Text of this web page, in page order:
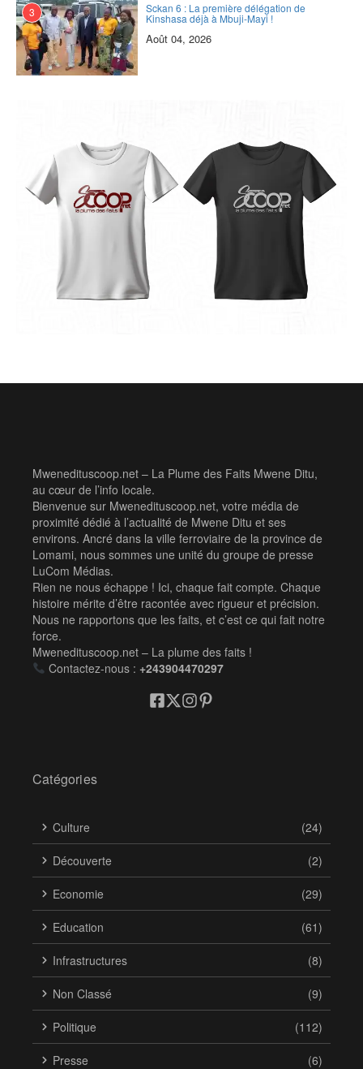
3 Sckan 6 : ‎La première délégation de
Kinshasa déjà à Mbuji-Mayi !
Août 04, 2026
Mwenedituscoop.net – La Plume des Faits Mwene Ditu,
au cœur de l’info locale.
Bienvenue sur Mwenedituscoop.net, votre média de
proximité dédié à l’actualité de Mwene Ditu et ses
environs. Ancré dans la ville ferroviaire de la province de
Lomami, nous sommes une unité du groupe de presse
LuCom Médias.
Rien ne nous échappe ! Ici, chaque fait compte. Chaque
histoire mérite d’être racontée avec rigueur et précision.
Nous ne rapportons que les faits, et c’est ce qui fait notre
force.
Mwenedituscoop.net – La plume des faits !
Contactez-nous : +243904470297
Catégories
Culture (24)
Découverte (2)
Economie (29)
Education (61)
Infrastructures (8)
Non Classé (9)
Politique (112)
Presse (6)